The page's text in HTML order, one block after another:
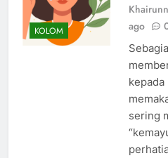
KOLOM
ago
sering